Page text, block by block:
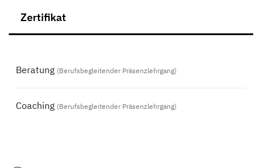
Zertifikat
Beratung (Berufsbegleitender Präsenzlehrgang)
Coaching (Berufsbegleitender Präsenzlehrgang)